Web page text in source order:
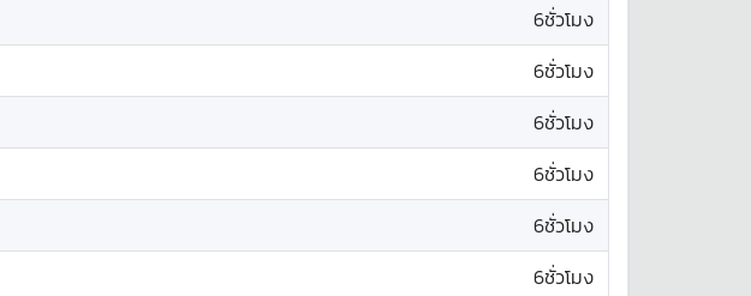
6ชั่วโมง
6ชั่วโมง
6ชั่วโมง
6ชั่วโมง
6ชั่วโมง
6ชั่วโมง